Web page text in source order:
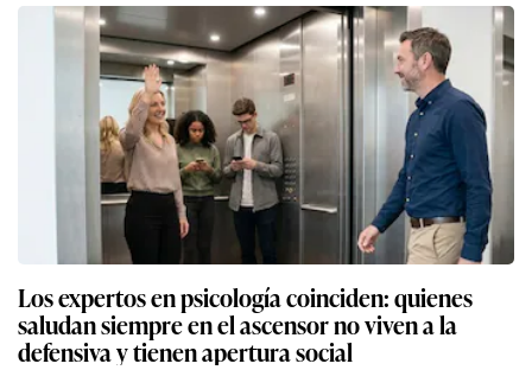
Los expertos en psicología coinciden: quienes
saludan siempre en el ascensor no viven a la
defensiva y tienen apertura social